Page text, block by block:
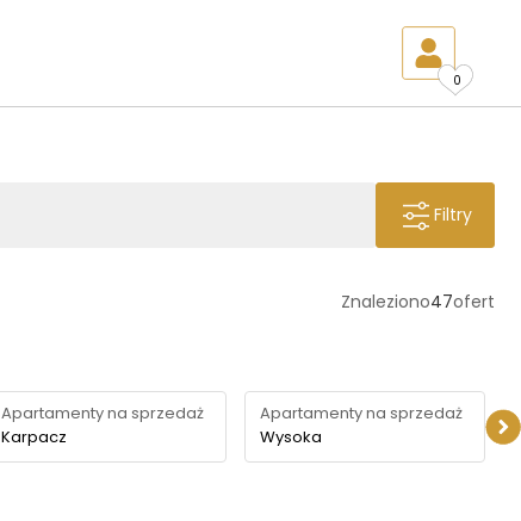
0
Filtry
Znaleziono47ofert
Apartamenty na sprzedaż
Karpacz
Apartamenty na sprzedaż
Wysoka